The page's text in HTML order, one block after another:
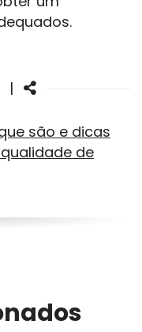
| Share
são e dicas
de